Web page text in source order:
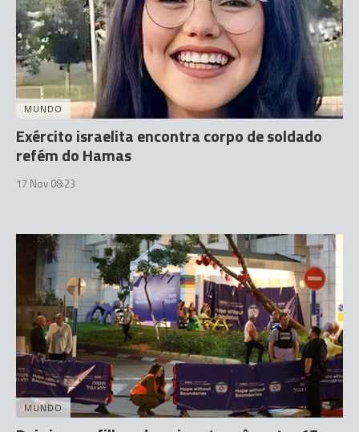
MUNDO
Exército israelita encontra corpo de soldado
refém do Hamas
17 Nov 08:23
MUNDO